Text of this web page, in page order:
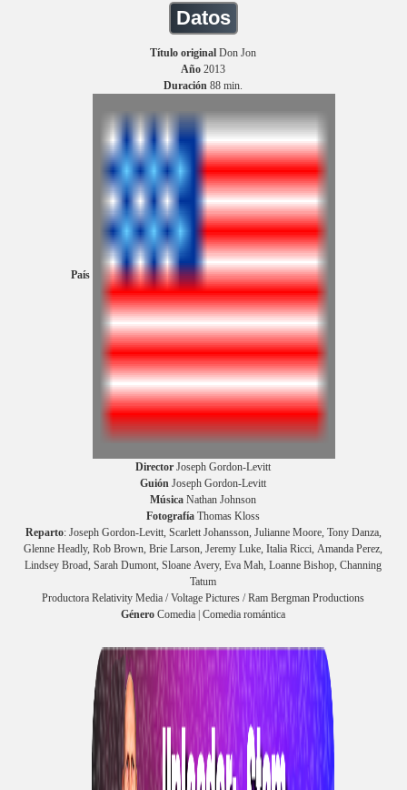
Datos
Título original Don Jon
Año 2013
Duración 88 min.
País
Director Joseph Gordon-Levitt
Guión Joseph Gordon-Levitt
Música Nathan Johnson
Fotografía Thomas Kloss
Reparto: Joseph Gordon-Levitt, Scarlett Johansson, Julianne Moore, Tony Danza,
Glenne Headly, Rob Brown, Brie Larson, Jeremy Luke, Italia Ricci, Amanda Perez,
Lindsey Broad, Sarah Dumont, Sloane Avery, Eva Mah, Loanne Bishop, Channing
Tatum
Productora Relativity Media / Voltage Pictures / Ram Bergman Productions
Género Comedia | Comedia romántica